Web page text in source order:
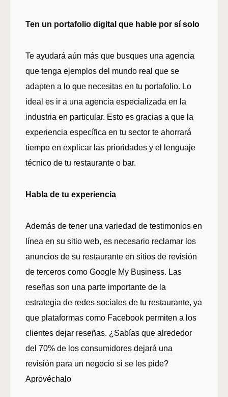
Ten un portafolio digital que hable por sí solo
Te ayudará aún más que busques una agencia
que tenga ejemplos del mundo real que se
adapten a lo que necesitas en tu portafolio. Lo
ideal es ir a una agencia especializada en la
industria en particular. Esto es gracias a que la
experiencia específica en tu sector te ahorrará
tiempo en explicar las prioridades y el lenguaje
técnico de tu restaurante o bar.
Habla de tu experiencia
Además de tener una variedad de testimonios en
línea en su sitio web, es necesario reclamar los
anuncios de su restaurante en sitios de revisión
de terceros como Google My Business. Las
reseñas son una parte importante de la
estrategia de redes sociales de tu restaurante, ya
que plataformas como Facebook permiten a los
clientes dejar reseñas. ¿Sabías que alrededor
del 70% de los consumidores dejará una
revisión para un negocio si se les pide?
Aprovéchalo